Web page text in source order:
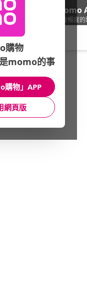
下載momo
給你3倍流暢度
母嬰玩具/玩具/益智玩具
館長推薦 月銷量
購物
momo的事
購物」APP
網頁版